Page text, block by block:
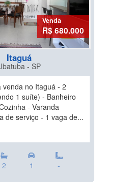
Venda
R$ 680.000
Itaguá
- SP
venda no Itaguá - 2
1 suíte) - Banheiro
- Varanda
de serviço - 1 vaga de...
2 1 -